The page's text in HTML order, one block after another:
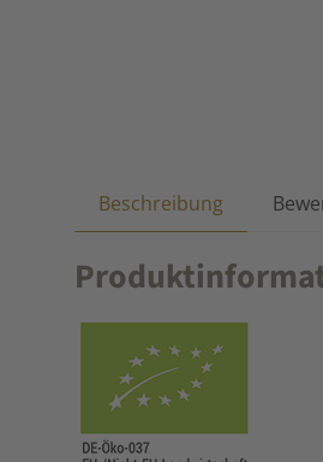
Beschreibung